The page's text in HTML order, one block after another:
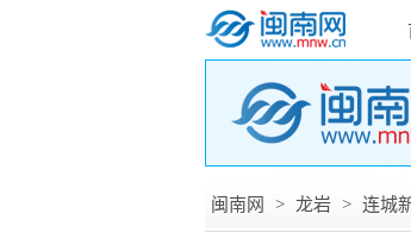
闽南网 > 龙岩 > 连城